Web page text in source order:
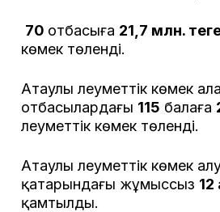
70 отбасыға 21,7 млн.
көмек төленді.
Атаулы әлеуметтік көмек
отбасылардағы 115 балаға
әлеуметтік көмек төленді.
Атаулы әлеуметтік көмек
қатарындағы жұмыссыз 12
қамтылды.